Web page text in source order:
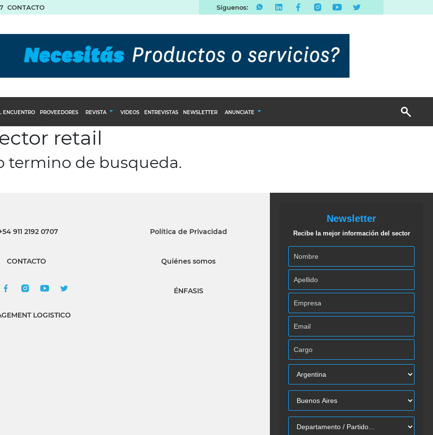
CONTACTO Síguenos:
y compras
ENCUENTRO PROVEEDORES REVISTA
Calendario Editorial
Ediciones Anteriores
VIDEOS ENTREVISTAS NEWSLETTER ANUNCIATE
retail
termino de busqueda.
911 2192 0707
CONTACTO
LOGISTICO
Política de Privacidad
Quiénes somos
ÉNFASIS
Newsletter
Recibe la mejor información del sector